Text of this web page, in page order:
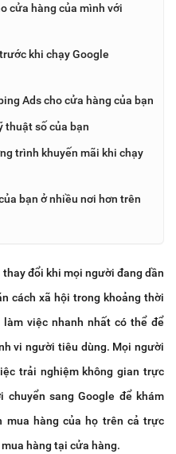
cửa hàng của mình với
khi chạy Google
Ads cho cửa hàng của bạn
thuật số của bạn
trình khuyến mãi khi chạy
bạn ở nhiều nơi hơn trên
đổi khi mọi người đang dần
cách xã hội trong khoảng thời
việc nhanh nhất có thể để
vi người tiêu dùng. Mọi người
trải nghiệm không gian trực
sang Google để khám
mua hàng của họ trên cả trực
hàng tại cửa hàng.